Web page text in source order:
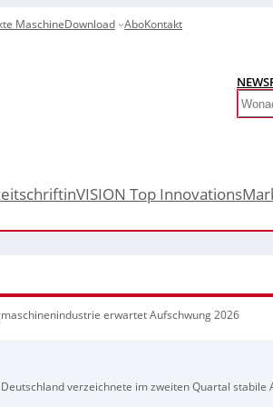
MaschineDownload AboKontakt
NEWS
Search
inVISION Top Innovations
erwartet Aufschwung 2026
verzeichnete im zweiten Quartal